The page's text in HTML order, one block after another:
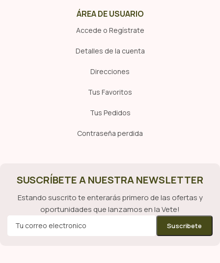
ÁREA DE USUARIO
Accede o Regístrate
Detalles de la cuenta
Direcciones
Tus Favoritos
Tus Pedidos
Contraseña perdida
SUSCRÍBETE A NUESTRA NEWSLETTER
Estando suscrito te enterarás primero de las ofertas y
oportunidades que lanzamos en la Vete!